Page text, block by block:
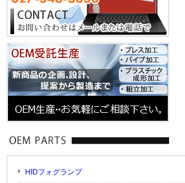
HIDフォグランプ